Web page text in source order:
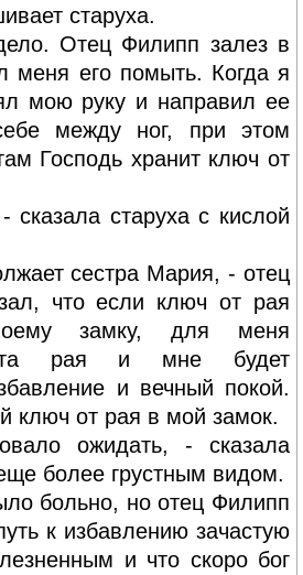
старуха.
Отец Филипп залез в
меня его помыть. Когда я
мою руку и направил ее
между ног, при этом
Господь хранит ключ от
старуха с кислой
сестра Мария, - отец
что если ключ от рая
замку, для меня
рая и мне будет
и вечный покой.
ключ от рая в мой замок.
ожидать, - сказала
более грустным видом.
больно, но отец Филипп
к избавлению зачастую
и что скоро бог